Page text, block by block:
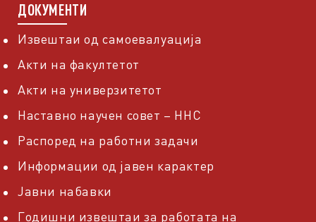
ДОКУМЕНТИ
Извештаи од самоевалуација
Акти на факултетот
Акти на универзитетот
Наставно научен совет – ННС
Распоред на работни задачи
Информации од јавен карактер
Јавни набавки
Годишни извештаи за работата на